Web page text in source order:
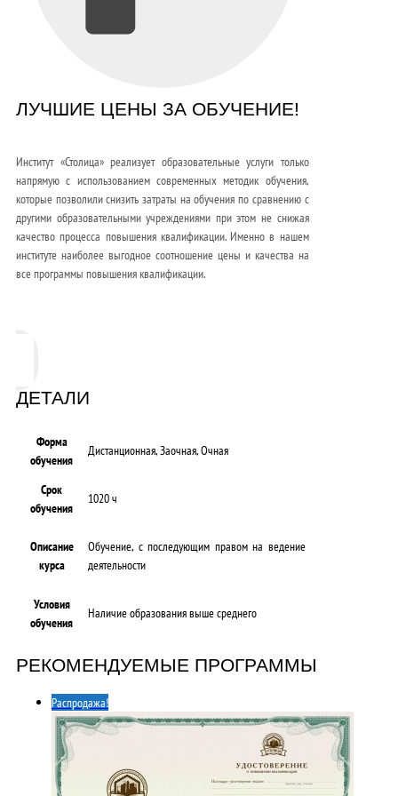
ЛУЧШИЕ ЦЕНЫ ЗА ОБУЧЕНИЕ!
Институт «Столица» реализует образовательные услуги только
напрямую с использованием современных методик обучения,
которые позволили снизить затраты на обучения по сравнению с
другими образовательными учреждениями при этом не снижая
качество процесса повышения квалификации. Именно в нашем
институте наиболее выгодное соотношение цены и качества на
все программы повышения квалификации.
ДЕТАЛИ
Форма
обучения
Дистанционная, Заочная, Очная
Срок
обучения
1020 ч
Описание
курса
Обучение, с последующим правом на ведение
деятельности
Условия
обучения
Наличие образования выше среднего
РЕКОМЕНДУЕМЫЕ ПРОГРАММЫ
Распродажа!